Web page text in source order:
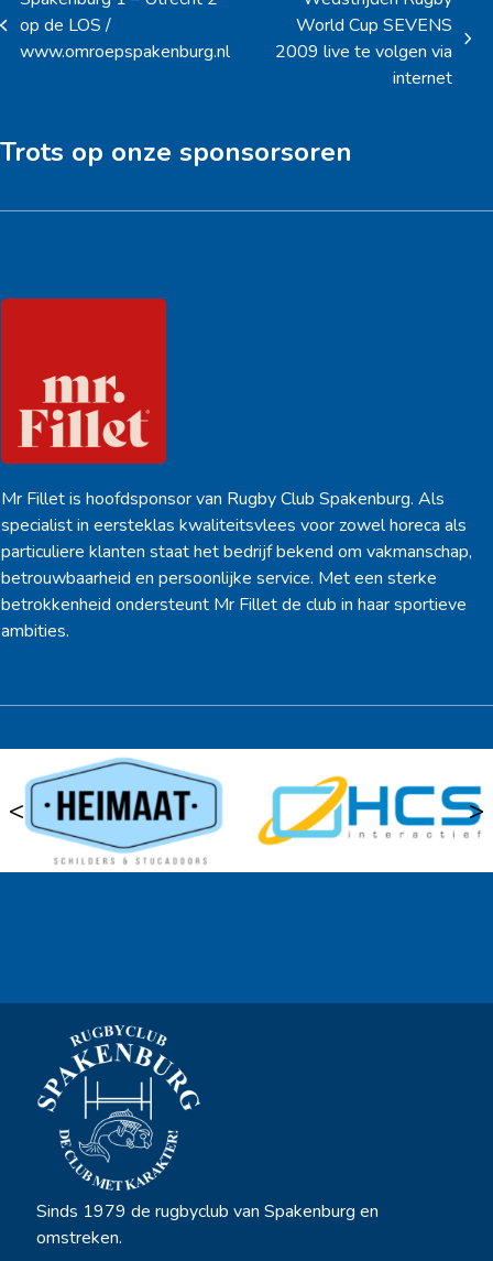
previous
post:
op de LOS /
www.omroepspakenburg.nl
next
World Cup SEVENS
2009 live te volgen via
internet
Trots op onze sponsorsoren
Mr Fillet is hoofdsponsor van Rugby Club Spakenburg. Als
specialist in eersteklas kwaliteitsvlees voor zowel horeca als
particuliere klanten staat het bedrijf bekend om vakmanschap,
betrouwbaarheid en persoonlijke service. Met een sterke
betrokkenheid ondersteunt Mr Fillet de club in haar sportieve
ambities.
< >
Sinds 1979 de rugbyclub van Spakenburg en
omstreken.